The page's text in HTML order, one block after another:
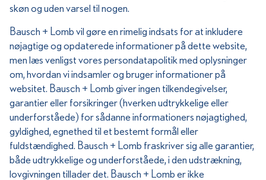
skøn og uden varsel til nogen.
Bausch + Lomb vil gøre en rimelig indsats for at inkludere
nøjagtige og opdaterede informationer på dette website,
men læs venligst vores persondatapolitik med oplysninger
om, hvordan vi indsamler og bruger informationer på
websitet. Bausch + Lomb giver ingen tilkendegivelser,
garantier eller forsikringer (hverken udtrykkelige eller
underforståede) for sådanne informationers nøjagtighed,
gyldighed, egnethed til et bestemt formål eller
fuldstændighed. Bausch + Lomb fraskriver sig alle garantier,
både udtrykkelige og underforståede, i den udstrækning,
lovgivningen tillader det. Bausch + Lomb er ikke